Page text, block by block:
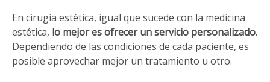
En cirugía estética, igual que sucede con la medicina
estética, lo mejor es ofrecer un servicio personalizado.
Dependiendo de las condiciones de cada paciente, es
posible aprovechar mejor un tratamiento u otro.